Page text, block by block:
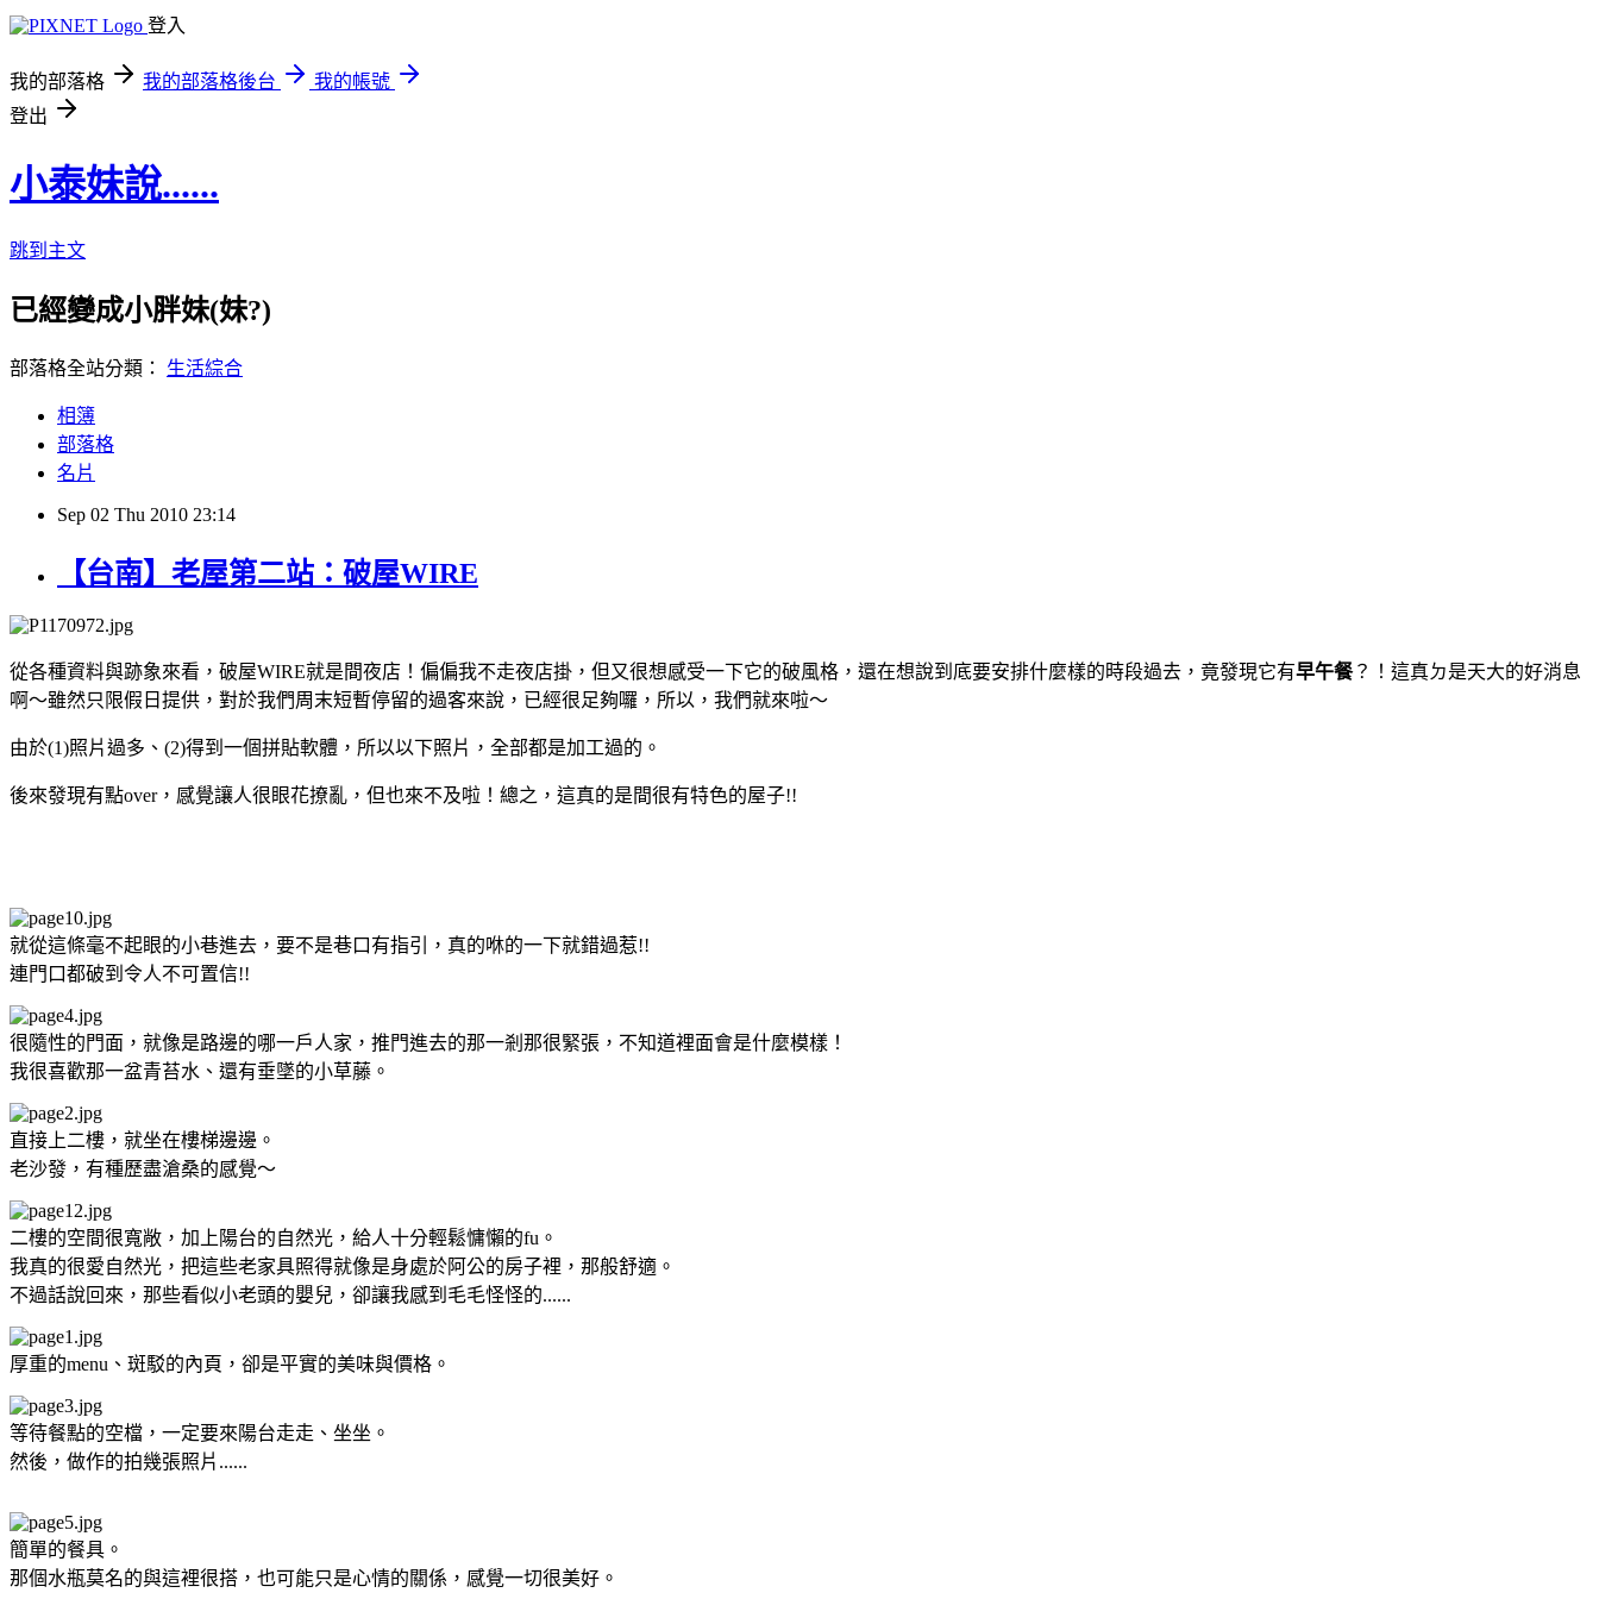
登入
我的部落格 我的部落格後台
我的帳號
登出
小泰妹說......
跳到主文
已經變成小胖妹(妹?)
部落格全站分類： 生活綜合
相簿
部落格
名片
Sep 02 Thu 2010 23:14
【台南】老屋第二站：破屋WIRE
從各種資料與跡象來看，破屋WIRE就是間夜店！偏偏我不走夜店掛，但又很想感受一下它的破風格，還在想說到底要安排什麼樣的時段過去，竟發現它有早午餐？！這真ㄉ是天大的好消息
啊～雖然只限假日提供，對於我們周末短暫停留的過客來說，已經很足夠囉，所以，我們就來啦～
由於(1)照片過多、(2)得到一個拼貼軟體，所以以下照片，全部都是加工過的。
後來發現有點over，感覺讓人很眼花撩亂，但也來不及啦！總之，這真的是間很有特色的屋子!!
就從這條毫不起眼的小巷進去，要不是巷口有指引，真的咻的一下就錯過惹!!
連門口都破到令人不可置信!!
很隨性的門面，就像是路邊的哪一戶人家，推門進去的那一剎那很緊張，不知道裡面會是什麼模樣！
我很喜歡那一盆青苔水、還有垂墜的小草藤。
直接上二樓，就坐在樓梯邊邊。
老沙發，有種歷盡滄桑的感覺～
二樓的空間很寬敞，加上陽台的自然光，給人十分輕鬆慵懶的fu。
我真的很愛自然光，把這些老家具照得就像是身處於阿公的房子裡，那般舒適。
不過話說回來，那些看似小老頭的嬰兒，卻讓我感到毛毛怪怪的......
厚重的menu、斑駁的內頁，卻是平實的美味與價格。
等待餐點的空檔，一定要來陽台走走、坐坐。
然後，做作的拍幾張照片......
簡單的餐具。
那個水瓶莫名的與這裡很搭，也可能只是心情的關係，感覺一切很美好。